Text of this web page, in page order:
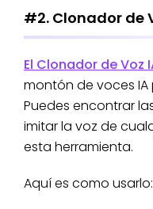
#2. Clonador de
El Clonador de Voz
montón de voces
Puedes encontrar
imitar la voz de
esta herramienta.
Aquí es como usarlo: